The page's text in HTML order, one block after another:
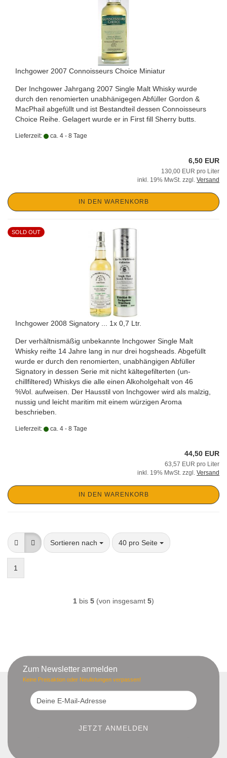
Inchgower 2007 Connoisseurs Choice Miniatur
Der Inchgower Jahrgang 2007 Single Malt Whisky wurde
durch den renomierten unabhänigegen Abfüller Gordon &
MacPhail abgefüllt und ist Bestandteil dessen Connoisseurs
Choice Reihe. Gelagert wurde er in First fill Sherry butts.
Lieferzeit: ca. 4 - 8 Tage
6,50 EUR
130,00 EUR pro Liter
inkl. 19% MwSt. zzgl. Versand
IN DEN WARENKORB
SOLD OUT
Inchgower 2008 Signatory ... 1x 0,7 Ltr.
Der verhältnismäßig unbekannte Inchgower Single Malt
Whisky reifte 14 Jahre lang in nur drei hogsheads. Abgefüllt
wurde er durch den renomierten, unabhängigen Abfüller
Signatory in dessen Serie mit nicht kältegefilterten (un-
chillfiltered) Whiskys die alle einen Alkoholgehalt von 46
%Vol. aufweisen. Der Hausstil von Inchgower wird als malzig,
nussig und leicht maritim mit einem würzigen Aroma
beschrieben.
Lieferzeit: ca. 4 - 8 Tage
44,50 EUR
63,57 EUR pro Liter
inkl. 19% MwSt. zzgl. Versand
IN DEN WARENKORB
Sortieren nach
Sortieren nach 40 pro Seite
pro Seite
1
1 bis 5 (von insgesamt 5)
Zum Newsletter anmelden
Keine Preisaktion oder Neulistungen verpassen!